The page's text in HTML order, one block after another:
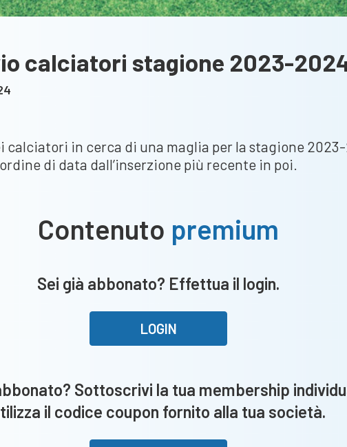
calciatori stagione 2023-
calciatori in cerca di una maglia per la stagione
di data dall’inserzione più recente in poi.
Contenuto premium
Sei già abbonato? Effettua il login.
LOGIN
Sottoscrivi la tua membership
il codice coupon fornito alla tua società.